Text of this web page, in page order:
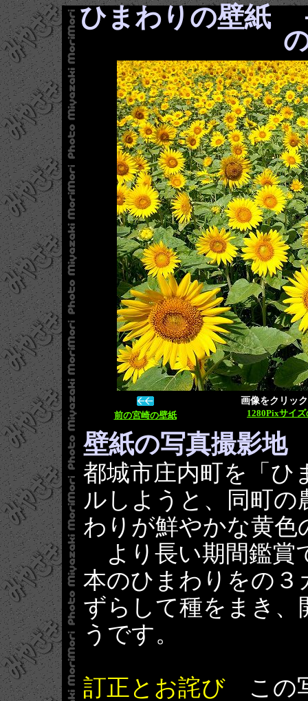
ひまわりの壁紙
前の宮崎の壁紙
画像をクリッ
1280Pixサイ
壁紙の写真撮影地
都城市庄内町を「ひ
ルしようと、同町の
わりが鮮やかな黄色
より長い期間鑑賞
本のひまわりをの３
ずらして種をまき、
うです。
訂正とお詫びこの写